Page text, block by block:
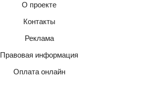
О проекте
Контакты
Реклама
Правовая информация
Оплата онлайн